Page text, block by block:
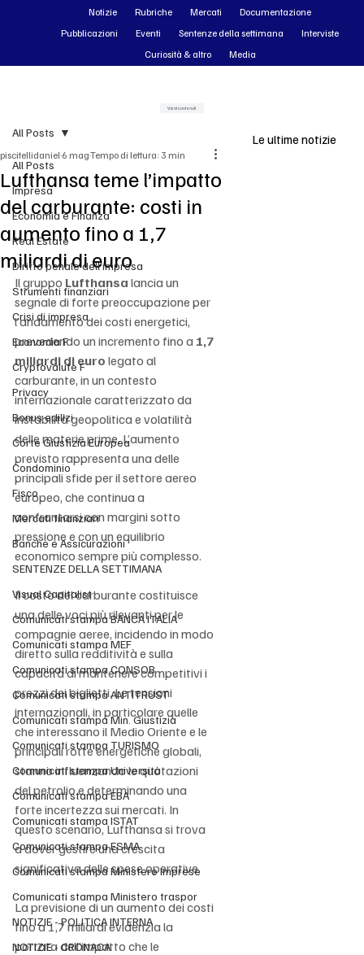
All Posts
Impresa
Economia e Finanza
Real Estate
Diritto penale dell'impresa
Strumenti finanziari
Crisi di impresa
Economia F
Cryptovalute F
Privacy
Bonus edilizi
Corte Giustizia Europea
Condominio
Fisco
Mercati finanziari
Banche e Assicurazioni
SENTENZE DELLA SETTIMANA
Visual Capitalist
Comunicati stampa BANCA ITALIA
Comunicati stampa MEF
Comunicati stampa CONSOB
Comunicati stampa ANTITRUST
Comunicati stampa Min. Giustizia
Comunicati stampa TURISMO
Comunicati stampa Università
Comunicati stampa EBA
Comunicati stampa ISTAT
Comunicati stampa ESMA
Comunicati stampa Ministero Imprese
Comunicati stampa Ministero traspor
NOTIZIE - POLITICA INTERNA
NOTIZIE - CRONACA
All Posts
Lufthansa teme l’impatto
del carburante: costi in
aumento fino a 1,7
miliardi di euro
piscitellidaniel 6 magTempo di lettura: 3 min
Il gruppo Lufthansa lancia un
segnale di forte preoccupazione per
l’andamento dei costi energetici,
prevedendo un incremento fino a 1,7
miliardi di euro legato al
carburante, in un contesto
internazionale caratterizzato da
instabilità geopolitica e volatilità
delle materie prime. L’aumento
previsto rappresenta una delle
principali sfide per il settore aereo
europeo, che continua a
confrontarsi con margini sotto
pressione e con un equilibrio
economico sempre più complesso.
Il costo del carburante costituisce
una delle voci più rilevanti per le
compagnie aeree, incidendo in modo
diretto sulla redditività e sulla
capacità di mantenere competitivi i
prezzi dei biglietti. Le tensioni
internazionali, in particolare quelle
che interessano il Medio Oriente e le
principali rotte energetiche globali,
stanno influenzando le quotazioni
del petrolio e determinando una
forte incertezza sui mercati. In
questo scenario, Lufthansa si trova
a dover gestire una crescita
significativa delle spese operative.
La previsione di un aumento dei costi
fino a 1,7 miliardi evidenzia la
portata dell’impatto che le
Le ultime notizie
Notizie Rubriche Mercati
Documentazione
Pubblicazioni
Eventi Sentenze della settimana
Interviste
Curiosità & altro
Media
Vai ai contenuti